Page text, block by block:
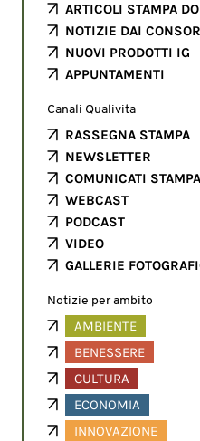
ARTICOLI STAMPA
NOTIZIE DAI
NUOVI PRODOTTI IG
APPUNTAMENTI
Canali Qualivita
RASSEGNA STAMPA
NEWSLETTER
COMUNICATI STAMPA
WEBCAST
PODCAST
VIDEO
GALLERIE
Notizie per ambito
AMBIENTE
BENESSERE
CULTURA
ECONOMIA
INNOVAZIONE